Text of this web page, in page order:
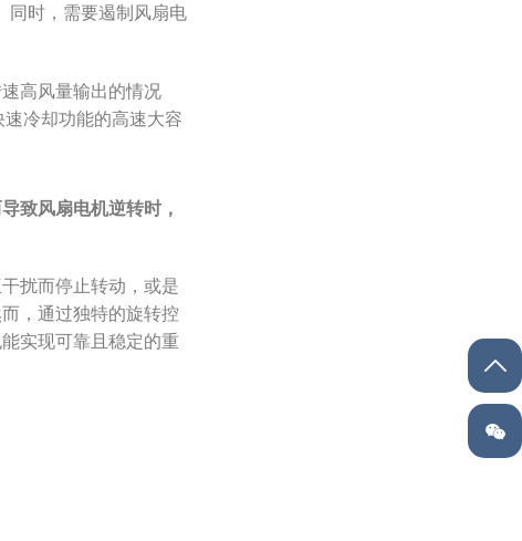
同时，需要遏制风扇电
高风量输出的情况
冷却功能的高速大容
致风扇电机逆转时，
扰而停止转动，或是
，通过独特的旋转控
实现可靠且稳定的重